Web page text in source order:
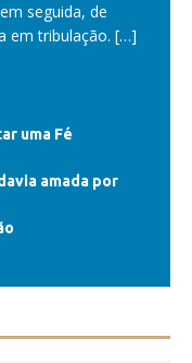
seguida, de
em tribulação. […]
uma Fé
amada por